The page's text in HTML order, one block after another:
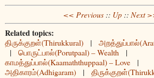
<< Previous :: Up :: Next
Related topics:
திருக்குறள்(Thirukkural) |
| பொருட்பால்(Porutpaal) – Wealth |
காமத்துப்பால்(Kaamaththuppaal) – Love |
அதிகாரம்(Adhigaram) |